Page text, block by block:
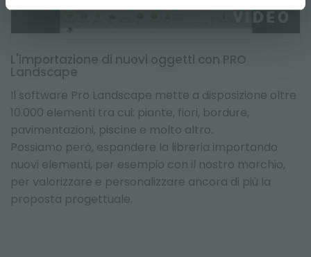
L'importazione di nuovi oggetti con PRO
Landscape
Il software Pro Landscape mette a disposizione oltre
10.000 elementi tra cui: piante, fiori, bordure,
pavimentazioni, piscine e molto altro.
Possiamo però, espandere la libreria importando
nuovi elementi, per esempio con il nostro marchio,
per valorizzare e personalizzare ancora di più la
proposta progettuale.